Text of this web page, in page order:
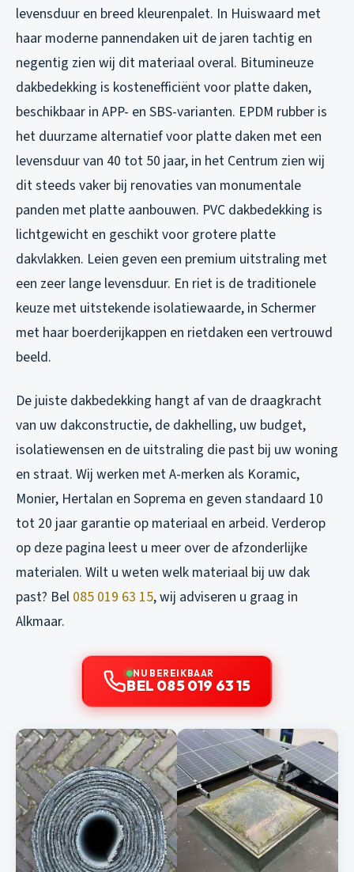
levensduur en breed kleurenpalet. In Huiswaard met
haar moderne pannendaken uit de jaren tachtig en
negentig zien wij dit materiaal overal. Bitumineuze
dakbedekking is kostenefficiënt voor platte daken,
beschikbaar in APP- en SBS-varianten. EPDM rubber is
het duurzame alternatief voor platte daken met een
levensduur van 40 tot 50 jaar, in het Centrum zien wij
dit steeds vaker bij renovaties van monumentale
panden met platte aanbouwen. PVC dakbedekking is
lichtgewicht en geschikt voor grotere platte
dakvlakken. Leien geven een premium uitstraling met
een zeer lange levensduur. En riet is de traditionele
keuze met uitstekende isolatiewaarde, in Schermer
met haar boerderijkappen en rietdaken een vertrouwd
beeld.
De juiste dakbedekking hangt af van de draagkracht
van uw dakconstructie, de dakhelling, uw budget,
isolatiewensen en de uitstraling die past bij uw woning
en straat. Wij werken met A-merken als Koramic,
Monier, Hertalan en Soprema en geven standaard 10
tot 20 jaar garantie op materiaal en arbeid. Verderop
op deze pagina leest u meer over de afzonderlijke
materialen. Wilt u weten welk materiaal bij uw dak
past? Bel 085 019 63 15, wij adviseren u graag in
Alkmaar.
NU BEREIKBAAR
BEL 085 019 63 15